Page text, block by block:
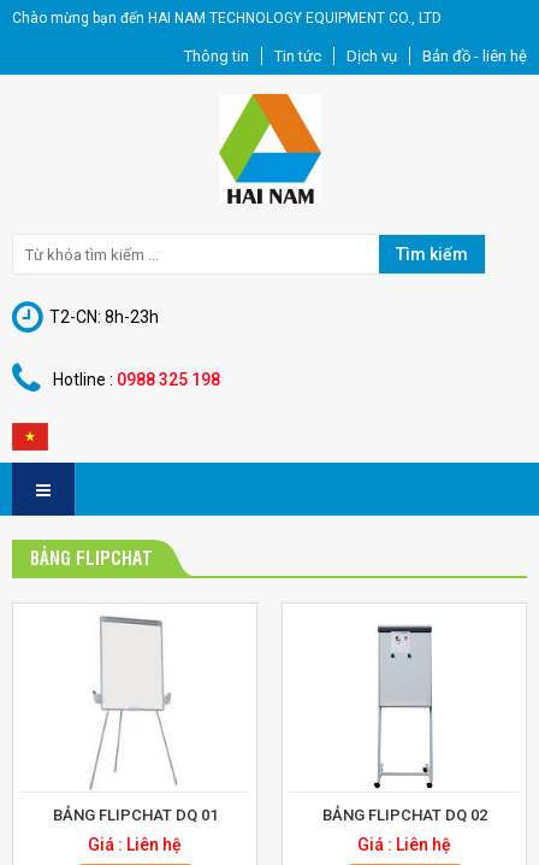
Chào mừng bạn đến HAI NAM TECHNOLOGY EQUIPMENT CO., LTD
Thông tin Tin tức Dịch vụ Bản đồ - liên hệ
Tìm kiếm
T2-CN: 8h-23h
Hotline : 0988 325 198
BẢNG FLIPCHAT
BẢNG FLIPCHAT DQ 01
Giá : Liên hệ
BẢNG FLIPCHAT DQ 02
Giá : Liên hệ